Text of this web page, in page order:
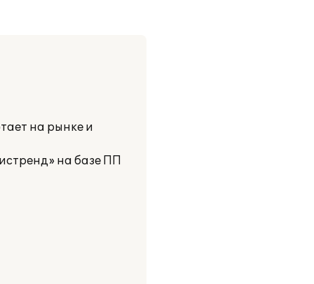
на рынке и
на базе ПП